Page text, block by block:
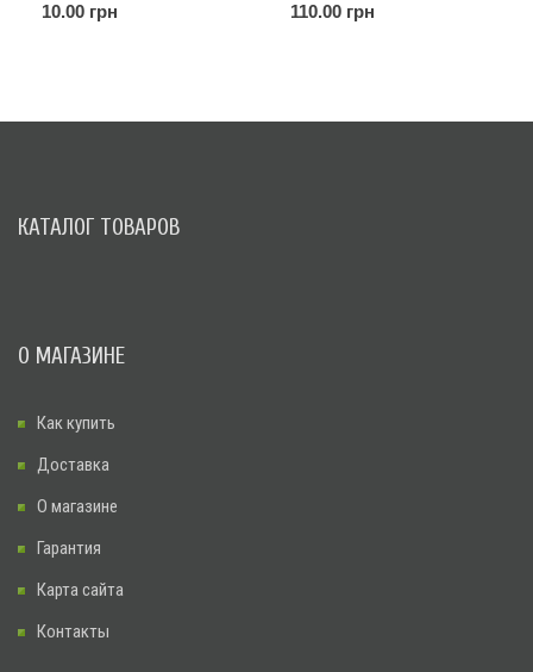
10.00 грн 110.00 грн
КАТАЛОГ ТОВАРОВ
О МАГАЗИНЕ
Как купить
Доставка
О магазине
Гарантия
Карта сайта
Контакты